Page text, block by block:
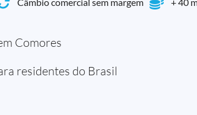
Câmbio comercial sem margem + 40
Comores
residentes do Brasil